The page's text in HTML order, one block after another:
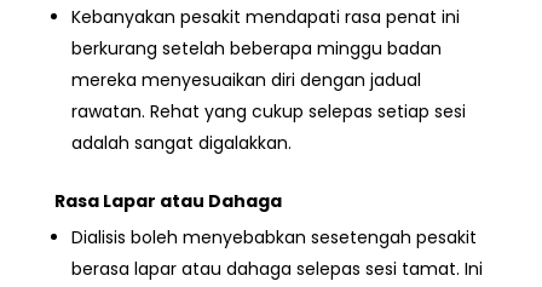
Kebanyakan pesakit mendapati rasa penat ini
berkurang setelah beberapa minggu badan
mereka menyesuaikan diri dengan jadual
rawatan. Rehat yang cukup selepas setiap sesi
adalah sangat digalakkan.
Rasa Lapar atau Dahaga
Dialisis boleh menyebabkan sesetengah pesakit
berasa lapar atau dahaga selepas sesi tamat. Ini